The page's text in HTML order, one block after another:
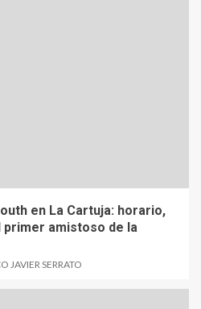
en La Cartuja: horario,
amistoso de la
JAVIER SERRATO